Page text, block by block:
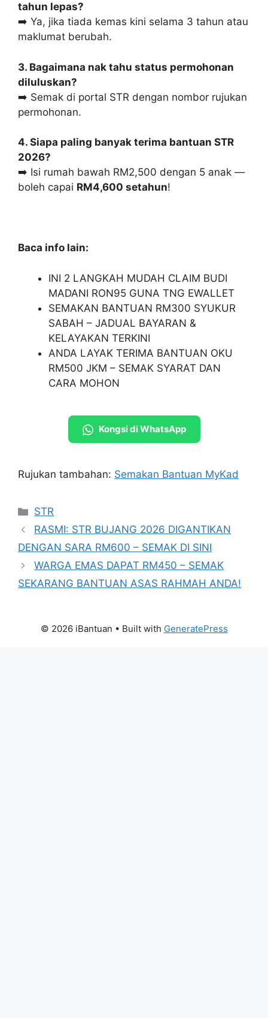
tahun lepas?
➡️ Ya, jika tiada kemas kini selama 3 tahun atau
maklumat berubah.
3. Bagaimana nak tahu status permohonan
diluluskan?
➡️ Semak di portal STR dengan nombor rujukan
permohonan.
4. Siapa paling banyak terima bantuan STR
2026?
➡️ Isi rumah bawah RM2,500 dengan 5 anak —
boleh capai RM4,600 setahun!
Baca info lain:
INI 2 LANGKAH MUDAH CLAIM BUDI
MADANI RON95 GUNA TNG EWALLET
SEMAKAN BANTUAN RM300 SYUKUR
SABAH – JADUAL BAYARAN &
KELAYAKAN TERKINI
ANDA LAYAK TERIMA BANTUAN OKU
RM500 JKM – SEMAK SYARAT DAN
CARA MOHON
Kongsi di WhatsApp
Rujukan tambahan: Semakan Bantuan MyKad
Categories
STR
RASMI: STR BUJANG 2026 DIGANTIKAN
DENGAN SARA RM600 – SEMAK DI SINI
WARGA EMAS DAPAT RM450 – SEMAK
SEKARANG BANTUAN ASAS RAHMAH ANDA!
© 2026 iBantuan • Built with GeneratePress